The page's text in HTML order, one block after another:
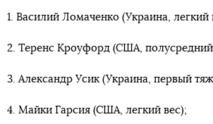
1. Василий Ломаченко (Украина, легкий
2. Теренс Кроуфорд (США, полусредний
3. Александр Усик (Украина, первый
4. Майки Гарсия (США, легкий вес);